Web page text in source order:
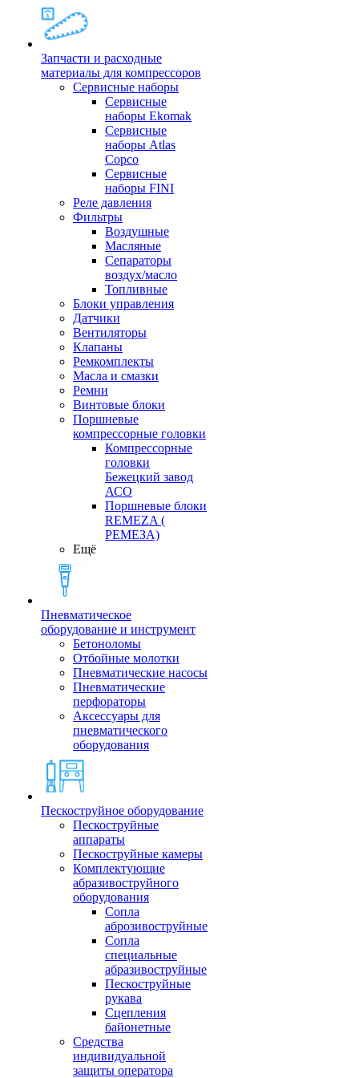
Запчасти и расходные
материалы для компрессоров
Cервисные наборы
Сервисные
наборы Ekomak
Cервисные
наборы Atlas
Copco
Сервисные
наборы FINI
Реле давления
Фильтры
Воздушные
Масляные
Сепараторы
воздух/масло
Топливные
Блоки управления
Датчики
Вентиляторы
Клапаны
Ремкомплекты
Масла и смазки
Ремни
Винтовые блоки
Поршневые
компрессорные головки
Компрессорные
головки
Бежецкий завод
АСО
Поршневые блоки
REMEZA (
РЕМЕЗА)
Ещё
Пневматическое
оборудование и инструмент
Бетоноломы
Отбойные молотки
Пневматические насосы
Пневматические
перфораторы
Аксессуары для
пневматического
оборудования
Пескоструйное оборудование
Пескоструйные
аппараты
Пескоструйные камеры
Комплектующие
абразивоструйного
оборудования
Сопла
аброзивоструйные
Сопла
специальные
абразивоструйные
Пескоструйные
рукава
Сцепления
байонетные
Средства
индивидуальной
защиты оператора